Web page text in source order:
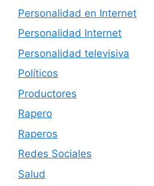
Personalidad en Internet
Personalidad Internet
Personalidad televisiva
Políticos
Productores
Rapero
Raperos
Redes Sociales
Salud